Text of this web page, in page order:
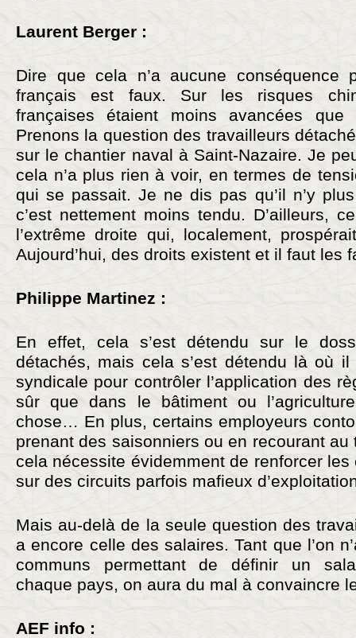
Laurent Berger :
Dire que cela n’a aucune conséquence
français est faux. Sur les risques
françaises étaient moins avancées que
Prenons la question des travailleurs
sur le chantier naval à Saint-Nazaire. Je
cela n’a plus rien à voir, en termes de
qui se passait. Je ne dis pas qu’il n’y
c’est nettement moins tendu. D’ailleurs,
l’extrême droite qui, localement,
Aujourd’hui, des droits existent et il faut les
Philippe Martinez :
En effet, cela s’est détendu sur le
détachés, mais cela s’est détendu là où
syndicale pour contrôler l’application des
sûr que dans le bâtiment ou
chose… En plus, certains employeurs
prenant des saisonniers ou en recourant au
cela nécessite évidemment de renforcer
sur des circuits parfois mafieux
Mais au-delà de la seule question des
a encore celle des salaires. Tant que l’on
communs permettant de définir un
chaque pays, on aura du mal à convaincre
AEF info :